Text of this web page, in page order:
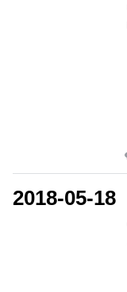
2018-05-18